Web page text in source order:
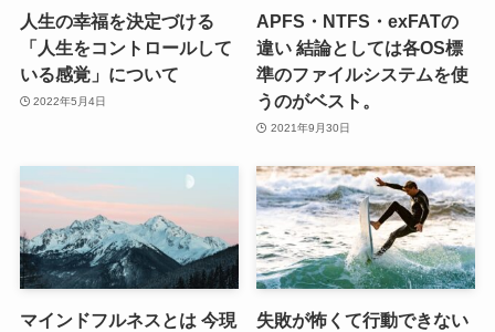
人生の幸福を決定づける
「人生をコントロールして
いる感覚」について
2022年5月4日
APFS・NTFS・exFATの
違い 結論としては各OS標
準のファイルシステムを使
うのがベスト。
2021年9月30日
マインドフルネスとは 今現
失敗が怖くて行動できない